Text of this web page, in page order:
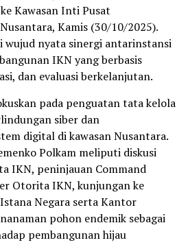
Kawasan Inti Pusat
Kamis (30/10/2025).
wujud nyata sinergi antarinstansi
IKN yang berbasis
dan evaluasi berkelanjutan.
pada penguatan tata kelola
siber dan
digital di kawasan Nusantara.
Polkam meliputi diskusi
IKN, peninjauan Command
Otorita IKN, kunjungan ke
Negara serta Kantor
pohon endemik sebagai
pembangunan hijau